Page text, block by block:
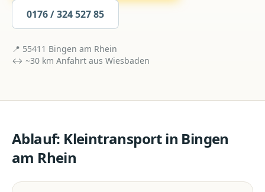
0176 / 324 527 85
📍 55411 Bingen am Rhein
↔ ~30 km Anfahrt aus Wiesbaden
Ablauf: Kleintransportin Bingen
am Rhein